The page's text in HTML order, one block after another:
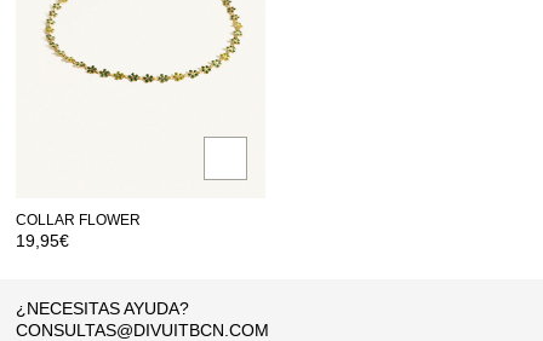
COLLAR FLOWER
19,95€
¿NECESITAS AYUDA?
CONSULTAS@DIVUITBCN.COM